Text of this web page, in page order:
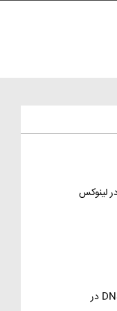
آموزش کامل نصب و راه‌اندازی DNS Server در